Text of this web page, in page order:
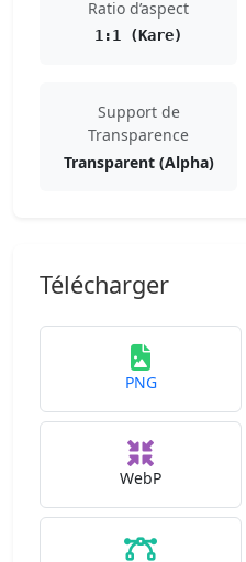
Ratio d’aspect
1:1 (Kare)
Support de
Transparence
Transparent (Alpha)
Télécharger
PNG
WebP